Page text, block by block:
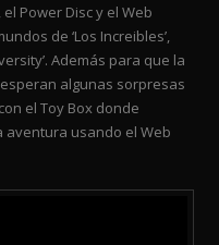
Power Disc y el Web
de ‘Los Increibles’,
Además para que la
algunas sorpresas
el Toy Box donde
usando el Web